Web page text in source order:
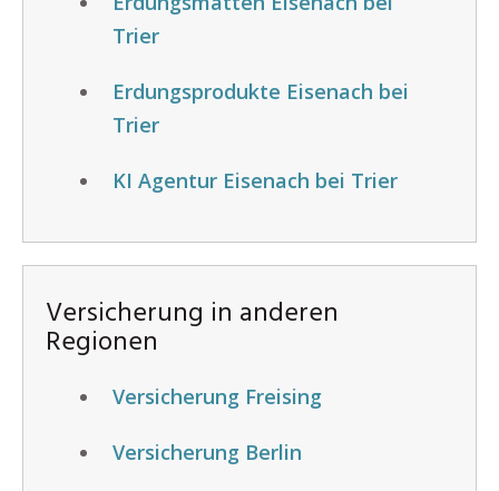
Trier
Erdungsprodukte Eisenach bei
Trier
KI Agentur Eisenach bei Trier
Versicherung in anderen
Regionen
Versicherung Freising
Versicherung Berlin